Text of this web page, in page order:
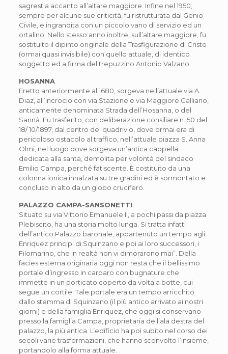
sagrestia accanto all’altare maggiore. Infine nel 1950,
sempre per alcune sue criticità, fu ristrutturata dal Genio
Civile, e ingrandita con un piccolo vano di servizio ed un
ortalino. Nello stesso anno inoltre, sull’altare maggiore, fu
sostituito il dipinto originale della Trasfigurazione di Cristo
(ormai quasi invisibile) con quello attuale, di identico
soggetto ed a firma del trepuzzino Antonio Valzano.
HOSANNA
Eretto anteriormente al 1680, sorgeva nell’attuale via A.
Diaz, all’incrocio con via Stazione e via Maggiore Galliano,
anticamente denominata Strada dell’Hosanna, o del
Sannà. Fu trasferito, con deliberazione consiliare n. 50 del
18/ 10/1897, dal centro del quadrivio, dove ormai era di
pericoloso ostacolo al traffico, nell’attuale piazza S. Anna
Olmi, nel luogo dove sorgeva un’antica cappella
dedicata alla santa, demolita per volontà del sindaco
Emilio Campa, perché fatiscente. È costituito da una
colonna ionica innalzata su tre gradini ed è sormontato e
concluso in alto da un globo crucifero.
PALAZZO CAMPA-SANSONETTI
Situato su via Vittorio Emanuele II, a pochi passi da piazza
Plebiscito, ha una storia molto lunga. Si tratta infatti
dell’antico Palazzo baronale, appartenuto un tempo agli
Enriquez principi di Squinzano e poi ai loro successori, i
Filomarino, che in realtà non vi dimorarono mai”. Della
facies esterna originaria oggi non resta che il bellissimo
portale d’ingresso in carparo con bugnature che
immette in un porticato coperto da volta a botte, cui
segue un cortile. Tale portale era un tempo arricchito
dallo stemma di Squinzano (il più antico arrivato ai nostri
giorni) e della famiglia Enriquez, che oggi si conservano
presso la famiglia Campa, proprietaria dell’ala destra del
palazzo, la più antica. L’edificio ha poi subito nel corso dei
secoli varie trasformazioni, che hanno sconvolto l’insieme,
portandolo alla forma attuale.